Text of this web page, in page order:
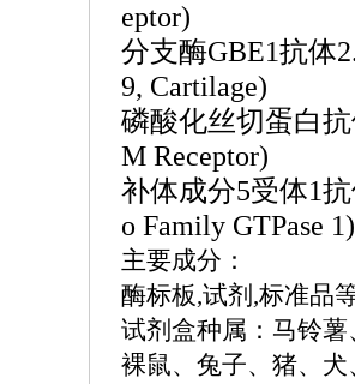
eptor)
分支酶GBE1抗体
9, Cartilage)
磷酸化丝切蛋白
M Receptor)
补体成分5受体1
o Family GTPase 1)
主要成分：
酶标板,试剂,标准品
试剂盒种属：马铃
裸鼠、兔子、猪、